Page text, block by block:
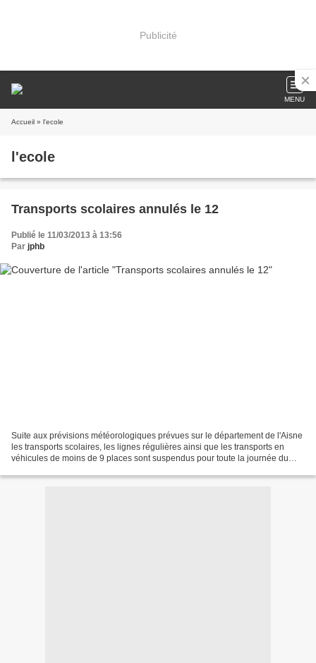
Publicité
MENU
Accueil » l'ecole
l'ecole
Transports scolaires annulés le 12
Publié le 11/03/2013 à 13:56
Par jphb
Suite aux prévisions météorologiques prévues sur le département de l'Aisne
les transports scolaires, les lignes régulières ainsi que les transports en
véhicules de moins de 9 places sont suspendus pour toute la journée du